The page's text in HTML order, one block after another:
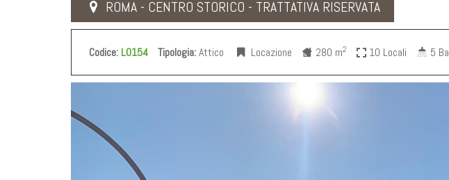
ROMA - CENTRO STORICO - TRATTATIVA RISERVATA
Codice: L0154 Tipologia:Attico Locazione 280 m2 10 Locali 5